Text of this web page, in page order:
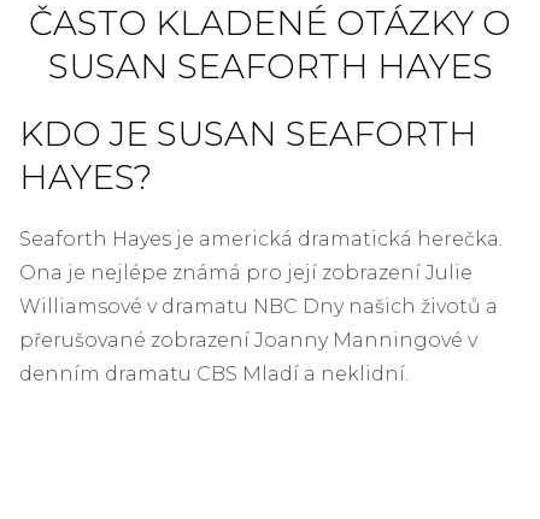
ČASTO KLADENÉ OTÁZKY O
SUSAN SEAFORTH HAYES
KDO JE SUSAN SEAFORTH
HAYES?
Seaforth Hayes je americká dramatická herečka.
Ona je nejlépe známá pro její zobrazení Julie
Williamsové v dramatu NBC Dny našich životů a
přerušované zobrazení Joanny Manningové v
denním dramatu CBS Mladí a neklidní.